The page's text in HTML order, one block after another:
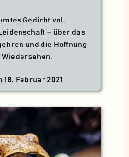
Gedicht voll
– über das
und die Hoffnung
18. Februar 2021